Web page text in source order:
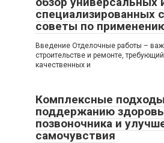
специализированных
советы по
Введение Отделочные работы –
строительстве и ремонте,
качественных и
Комплексные
поддержанию
позвоночника и
самочувствия